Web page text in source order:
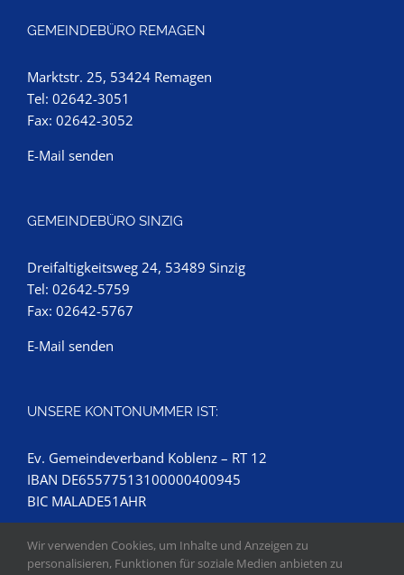
GEMEINDEBÜRO REMAGEN
Marktstr. 25, 53424 Remagen
Tel: 02642-3051
Fax: 02642-3052
E-Mail senden
GEMEINDEBÜRO SINZIG
Dreifaltigkeitsweg 24, 53489 Sinzig
Tel: 02642-5759
Fax: 02642-5767
E-Mail senden
UNSERE KONTONUMMER IST:
Ev. Gemeindeverband Koblenz – RT 12
IBAN DE65577513100000400945
BIC MALADE51AHR
Wir verwenden Cookies, um Inhalte und Anzeigen zu
personalisieren, Funktionen für soziale Medien anbieten zu